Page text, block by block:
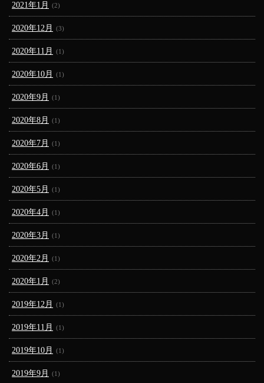
2021年1月 (2)
2020年12月 (3)
2020年11月 (1)
2020年10月 (1)
2020年9月 (1)
2020年8月 (1)
2020年7月 (1)
2020年6月 (1)
2020年5月 (1)
2020年4月 (1)
2020年3月 (1)
2020年2月 (1)
2020年1月 (2)
2019年12月 (1)
2019年11月 (1)
2019年10月 (1)
2019年9月 (1)